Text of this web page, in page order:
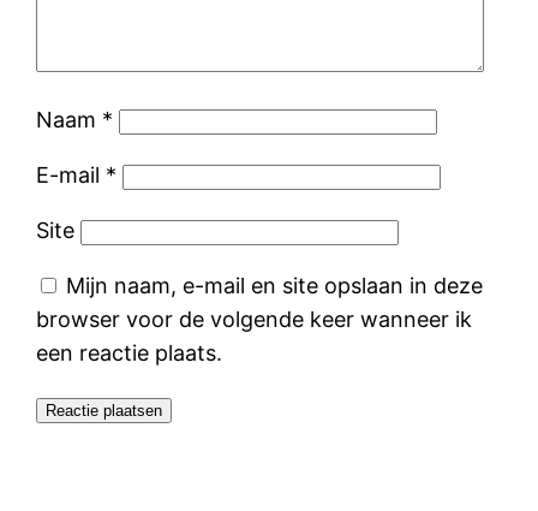
Naam *
E-mail *
Site
Mijn naam, e-mail en site opslaan in deze
browser voor de volgende keer wanneer ik
een reactie plaats.